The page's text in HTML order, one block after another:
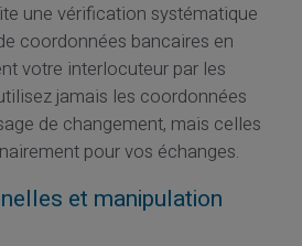
une vérification systématique
coordonnées bancaires en
votre interlocuteur par les
jamais les coordonnées
de changement, mais celles
pour vos échanges.
et manipulation